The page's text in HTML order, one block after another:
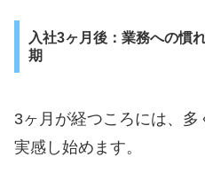
入社3ヶ月後：業務への慣
期
3ヶ月が経つころには、
実感し始めます。